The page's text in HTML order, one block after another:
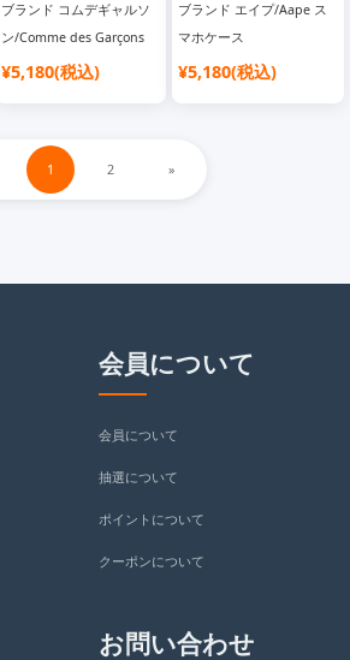
ブランド コムデギャルソ
ン/Comme des Garçons
スマホケース
¥5,180(税込)
ブランド エイプ/Aape ス
マホケース
¥5,180(税込)
1 2 »
会員について
会員について
抽選について
ポイントについて
クーポンについて
お問い合わせ